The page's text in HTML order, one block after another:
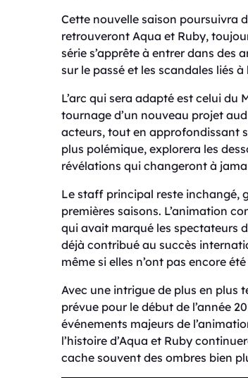
Cette nouvelle saison poursuivra
retrouveront Aqua et Ruby,
série s’apprête à entrer dans des
sur le passé et les scandales liés
L’arc qui sera adapté est celui du
tournage d’un nouveau projet
acteurs, tout en approfondissant
plus polémique, explorera les
révélations qui changeront à
Le staff principal reste inchangé,
premières saisons. L’animation
qui avait marqué les spectateurs
déjà contribué au succès
même si elles n’ont pas encore
Avec une intrigue de plus en plus
prévue pour le début de l’année
événements majeurs de
l’histoire d’Aqua et Ruby
cache souvent des ombres bien